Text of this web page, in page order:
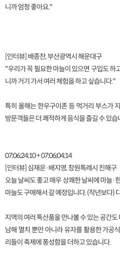
니까 엄청 좋아요."
[인터뷰] 배종찬, 부산광역시 해운대구
"우리가 꼭 필요한 마늘이 있으면 구입도 하
니까 거기 가서 여러 체험을 하고 싶습니다."
특히 올해는 한우구이존 등 먹거리 부스가
방문객들은 더 쾌적하게 음식을 즐길 수 있습
07;06;24;10 + 07;06;04;14
[인터뷰] 심재운·배지영, 창원특례시 진해구
오늘 날씨도 좋고 매우 상쾌한 날씨에 마늘·
마늘도 구매해서 갈 예정입니다. (작년보다)
지역의 여러 특산품을 만나볼 수 있는 공간도
남해 멸치 뿐만 아니라 유자를 활용한 가공
리들이 축제에 풍성함을 더하고 있습니다.